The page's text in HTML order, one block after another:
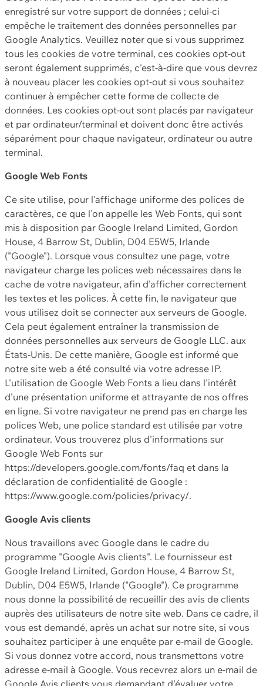
enregistré sur votre support de données ; celui-ci
empêche le traitement des données personnelles par
Google Analytics. Veuillez noter que si vous supprimez
tous les cookies de votre terminal, ces cookies opt-out
seront également supprimés, c'est-à-dire que vous devrez
à nouveau placer les cookies opt-out si vous souhaitez
continuer à empêcher cette forme de collecte de
données. Les cookies opt-out sont placés par navigateur
et par ordinateur/terminal et doivent donc être activés
séparément pour chaque navigateur, ordinateur ou autre
terminal.
Google Web Fonts
Ce site utilise, pour l'affichage uniforme des polices de
caractères, ce que l'on appelle les Web Fonts, qui sont
mis à disposition par Google Ireland Limited, Gordon
House, 4 Barrow St, Dublin, D04 E5W5, Irlande
("Google"). Lorsque vous consultez une page, votre
navigateur charge les polices web nécessaires dans le
cache de votre navigateur, afin d'afficher correctement
les textes et les polices. À cette fin, le navigateur que
vous utilisez doit se connecter aux serveurs de Google.
Cela peut également entraîner la transmission de
données personnelles aux serveurs de Google LLC. aux
États-Unis. De cette manière, Google est informé que
notre site web a été consulté via votre adresse IP.
L'utilisation de Google Web Fonts a lieu dans l'intérêt
d'une présentation uniforme et attrayante de nos offres
en ligne. Si votre navigateur ne prend pas en charge les
polices Web, une police standard est utilisée par votre
ordinateur. Vous trouverez plus d'informations sur
Google Web Fonts sur
https://developers.google.com/fonts/faq et dans la
déclaration de confidentialité de Google :
https://www.google.com/policies/privacy/.
Google Avis clients
Nous travaillons avec Google dans le cadre du
programme "Google Avis clients". Le fournisseur est
Google Ireland Limited, Gordon House, 4 Barrow St,
Dublin, D04 E5W5, Irlande ("Google"). Ce programme
nous donne la possibilité de recueillir des avis de clients
auprès des utilisateurs de notre site web. Dans ce cadre, il
vous est demandé, après un achat sur notre site, si vous
souhaitez participer à une enquête par e-mail de Google.
Si vous donnez votre accord, nous transmettons votre
adresse e-mail à Google. Vous recevrez alors un e-mail de